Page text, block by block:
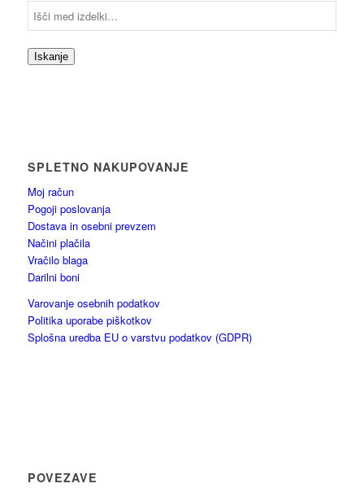
Iskanje
SPLETNO NAKUPOVANJE
Moj račun
Pogoji poslovanja
Dostava in osebni prevzem
Načini plačila
Vračilo blaga
Darilni boni
Varovanje osebnih podatkov
Politika uporabe piškotkov
Splošna uredba EU o varstvu podatkov (GDPR)
POVEZAVE